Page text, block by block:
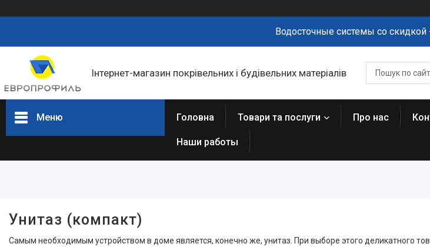
Водосточные системы со скидкой
Інтернет-магазин покрівельних і будівельних матеріалів
Меню
Товари та послуги
Головна Товари та послуги Про нас
Наши работы
Унитаз (компакт)
Самым необходимым устройством в доме является, конечно же, унитаз. При выборе этого деликатного